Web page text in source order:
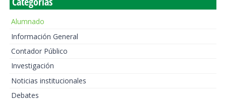
Alumnado
Información General
Contador Público
Investigación
Noticias institucionales
Debates